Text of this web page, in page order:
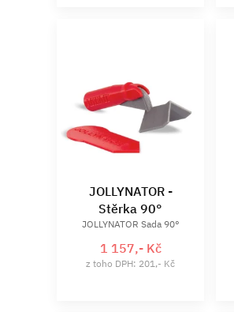
JOLLYNATOR -
Stěrka 90°
JOLLYNATOR Sada 90°
1 157,- Kč
z toho DPH: 201,- Kč